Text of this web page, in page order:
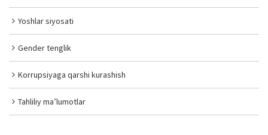
Yoshlar siyosati
Gender tenglik
Korrupsiyaga qarshi kurashish
Tahliliy ma’lumotlar